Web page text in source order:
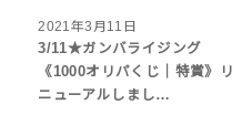
2021年3月11日
3/11★ガンバライジング
《1000オリパくじ｜特賞》リ
ニューアルしまし…